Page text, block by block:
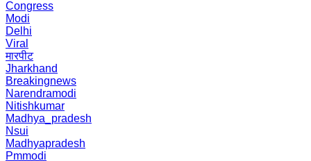
Congress
Modi
Delhi
Viral
मारपीट
Jharkhand
Breakingnews
Narendramodi
Nitishkumar
Madhya_pradesh
Nsui
Madhyapradesh
Pmmodi